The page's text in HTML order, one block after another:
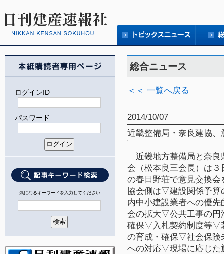
ログインID
パスワード
気になるキーワードを入力してください
総合ニュース
＜＜ 一覧へ戻る
2014/10/07
近畿整備局・奈良建協
近畿地方整備局と奈良
会（松本良三会長）は３
の春日野荘で意見交換会
協会側は▽建設関係予
内中小建設業者への優先
会の拡大▽公共工事の円
確保▽入札契約制度等▽
の育成・確保▽社会保険
への対応▽現場に応じた